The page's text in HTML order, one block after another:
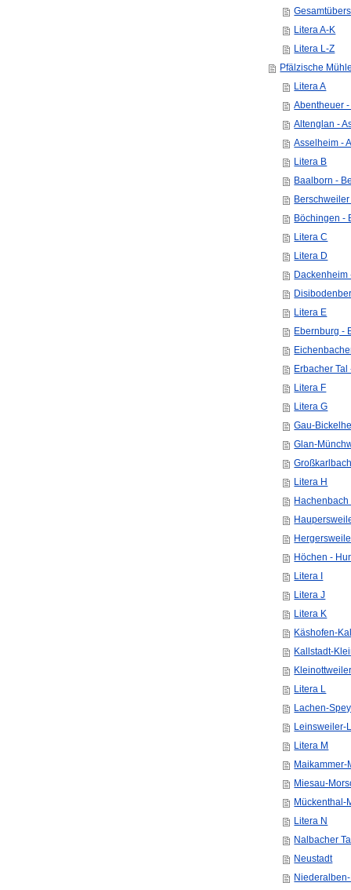
Litera A-K
Litera L-Z
Pfälzische
Litera A
Abentheuer -
Altenglan -
Asselheim -
Litera B
Baalborn -
Böchingen -
Litera C
Litera D
Dackenheim
Litera E
Ebernburg -
Erbacher
Litera F
Litera G
Gau-
Glan-
Litera H
Höchen -
Litera I
Litera J
Litera K
Käshofen-
Kallstadt-
Litera L
Lachen-
Leinsweiler-
Litera M
Maikammer-
Miesau-
Mückenthal-
Litera N
Nalbacher
Neustadt